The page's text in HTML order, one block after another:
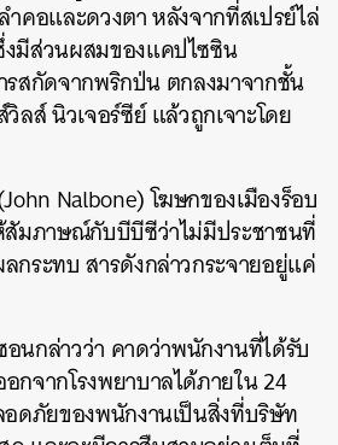
ำคอและดวงตา หลังจากที่สเปรย์ไล่
มีส่วนผสมของแคปไซซิน
รสกัดจากพริกป่น ตกลงมาจากชั้น
ลส์ นิวเจอร์ซีย์ แล้วถูกเจาะโดย
Nalbone) โฆษกของเมืองร็อบ
มภาษณ์กับบีบีซีว่าไม่มีประชาชนที่
กระทบ สารดังกล่าวกระจายอยู่แค่
นกล่าวว่า คาดว่าพนักงานที่ได้รับ
กจากโรงพยาบาลได้ภายใน 24
ดภัยของพนักงานเป็นสิ่งที่บริษัท